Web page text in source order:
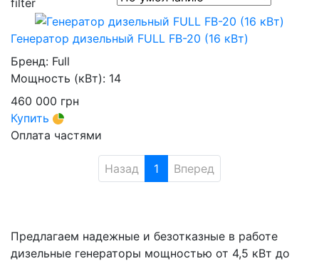
Генератор дизельный FULL FB-20 (16 кВт)
Бренд: Full
Мощность (кВт): 14
460 000 грн
Купить
Оплата частями
Назад 1 Вперед
Предлагаем надежные и безотказные в работе
дизельные генераторы мощностью от 4,5 кВт до